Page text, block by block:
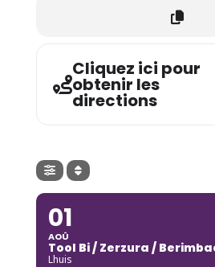
Cliquez ici pour
obtenir les
directions
01
AOÛ
Tool Bi / Zerzura /
Lhuis